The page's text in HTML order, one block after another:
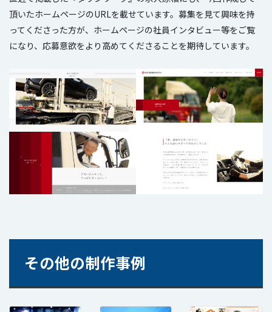
頂いたホームページのURLを載せています。募集を見て興味を持
ってくださった方が、ホームページの社員インタビュー等をご覧
になり、応募意欲をより高めてくださることを期待しています。
その他の制作事例